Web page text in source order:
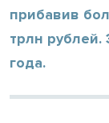
прибавив
трлн рублей.
года.